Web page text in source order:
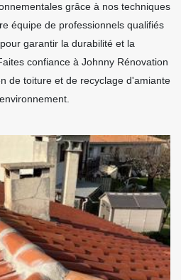
grâce à nos techniques
équipe de professionnels qualifiés
garantir la durabilité et la
confiance à Johnny Rénovation
de toiture et de recyclage d'amiante